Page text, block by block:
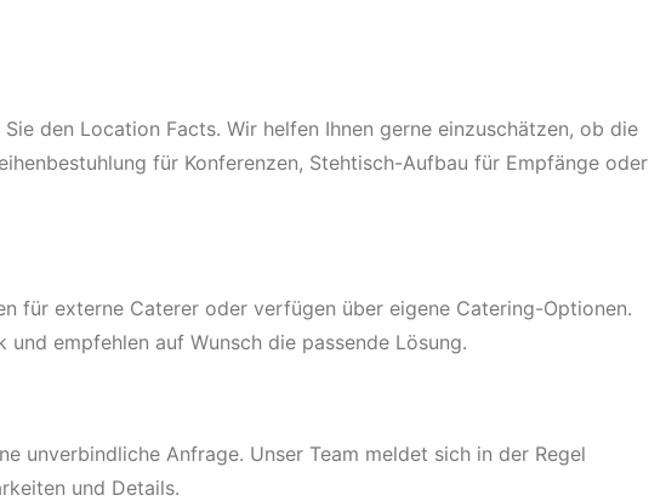
den Location Facts. Wir helfen Ihnen gerne einzuschätzen, ob die
für Konferenzen, Stehtisch-Aufbau für Empfänge oder
für externe Caterer oder verfügen über eigene Catering-Optionen.
empfehlen auf Wunsch die passende Lösung.
unverbindliche Anfrage. Unser Team meldet sich in der Regel
und Details.